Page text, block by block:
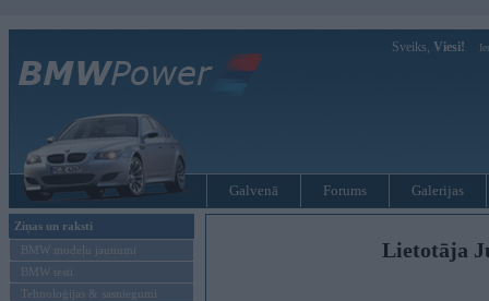
Sveiks, Viesi!
Galvenā Forums Galerijas
Ziņas un raksti
BMW modeļu jaunumi
BMW testi
Tehnoloģijas & sasniegumi
Lietotāja